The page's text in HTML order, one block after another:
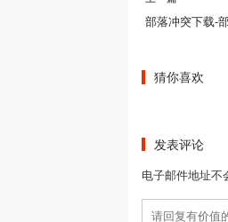
猜你喜欢
发表评论
电子邮件地址不